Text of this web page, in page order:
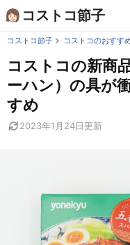
Skip
to
content
コストコ節子
コストコ節子 コストコのおすす
コストコの新商
ーハン）の具が
すめ
2023年1月24日更新